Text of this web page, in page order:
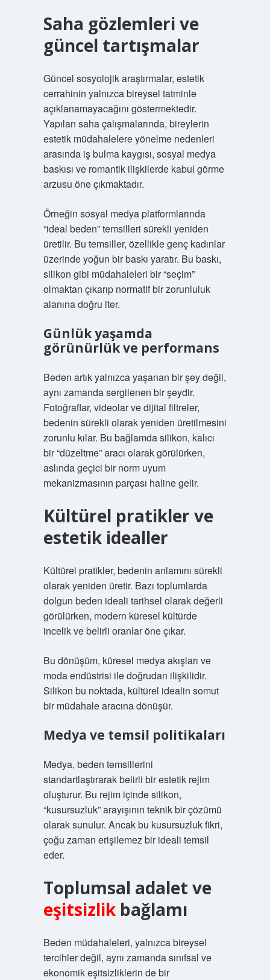
Saha gözlemleri ve
güncel tartışmalar
Güncel sosyolojik araştırmalar, estetik
cerrahinin yalnızca bireysel tatminle
açıklanamayacağını göstermektedir.
Yapılan saha çalışmalarında, bireylerin
estetik müdahalelere yönelme nedenleri
arasında iş bulma kaygısı, sosyal medya
baskısı ve romantik ilişkilerde kabul görme
arzusu öne çıkmaktadır.
Örneğin sosyal medya platformlarında
“ideal beden” temsilleri sürekli yeniden
üretilir. Bu temsiller, özellikle genç kadınlar
üzerinde yoğun bir baskı yaratır. Bu baskı,
silikon gibi müdahaleleri bir “seçim”
olmaktan çıkarıp normatif bir zorunluluk
alanına doğru iter.
Günlük yaşamda
görünürlük ve performans
Beden artık yalnızca yaşanan bir şey değil,
aynı zamanda sergilenen bir şeydir.
Fotoğraflar, videolar ve dijital filtreler,
bedenin sürekli olarak yeniden üretilmesini
zorunlu kılar. Bu bağlamda silikon, kalıcı
bir “düzeltme” aracı olarak görülürken,
aslında geçici bir norm uyum
mekanizmasının parçası haline gelir.
Kültürel pratikler ve
estetik idealler
Kültürel pratikler, bedenin anlamını sürekli
olarak yeniden üretir. Bazı toplumlarda
dolgun beden ideali tarihsel olarak değerli
görülürken, modern küresel kültürde
incelik ve belirli oranlar öne çıkar.
Bu dönüşüm, küresel medya akışları ve
moda endüstrisi ile doğrudan ilişkilidir.
Silikon bu noktada, kültürel idealin somut
bir müdahale aracına dönüşür.
Medya ve temsil politikaları
Medya, beden temsillerini
standartlaştırarak belirli bir estetik rejim
oluşturur. Bu rejim içinde silikon,
“kusursuzluk” arayışının teknik bir çözümü
olarak sunulur. Ancak bu kusursuzluk fikri,
çoğu zaman erişilemez bir ideali temsil
eder.
Toplumsal adalet ve
eşitsizlikbağlamı
Beden müdahaleleri, yalnızca bireysel
tercihler değil, aynı zamanda sınıfsal ve
ekonomik eşitsizliklerin de bir